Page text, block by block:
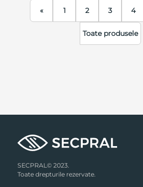
« 1 2 3 4
Toate produsele
SECPRAL© 2023.
Toate drepturile rezervate.